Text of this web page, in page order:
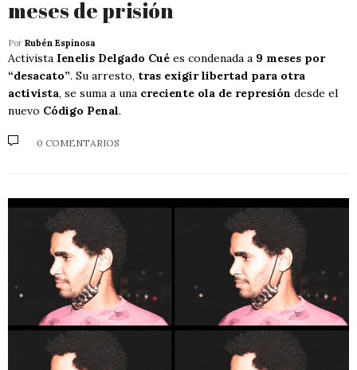
meses de prisión
Por Rubén Espinosa
Activista Ienelis Delgado Cué es condenada a 9 meses por
“desacato”. Su arresto, tras exigir libertad para otra
activista, se suma a una creciente ola de represión desde el
nuevo Código Penal.
0 COMENTARIOS